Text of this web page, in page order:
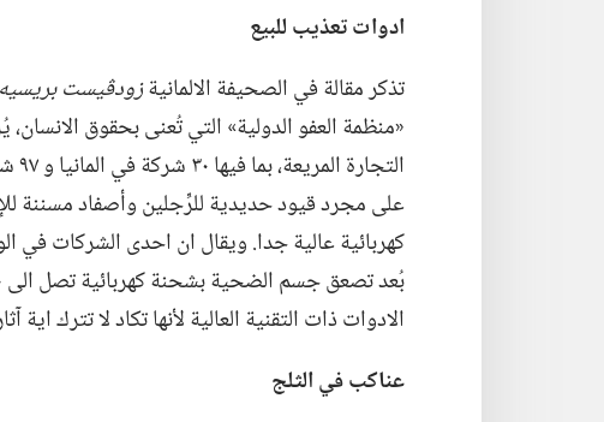
ادوات تعذيب للبيع
تذكر مقالة في الصحيفة الالمانيةزودڤيست بريسيه
على مجرد قيود حديدية للرِّجلين وأصفاد مسننة
كهربائية عالية جدا.‏ ويقال ان احدى الشركات في
الادوات ذات التقنية العالية لأنها تكاد لا تترك اية
عناكبفيالثلج